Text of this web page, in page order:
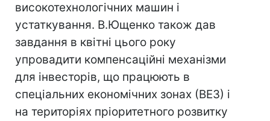
високотехнологічних машин і
устаткування. В.Ющенко також дав
завдання в квітні цього року
упровадити компенсаційні механізми
для інвесторів, що працюють в
спеціальних економічних зонах (ВЕЗ) і
на територіях пріоритетного розвитку